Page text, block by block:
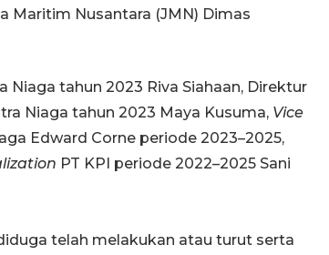
Maritim Nusantara (JMN) Dimas
tahun 2023 Riva Siahaan, Direktur
Niaga tahun 2023 Maya Kusuma, Vice
Edward Corne periode 2023–2025,
PT KPI periode 2022–2025 Sani
telah melakukan atau turut serta